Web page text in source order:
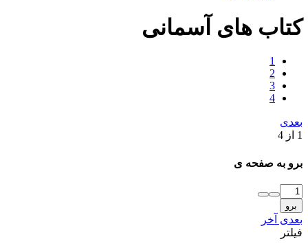
کتاب های آسمانی
1
2
3
4
بعدی
1 از 4
برو به صفحه ی
برو
بعدی آخر
فیلتر